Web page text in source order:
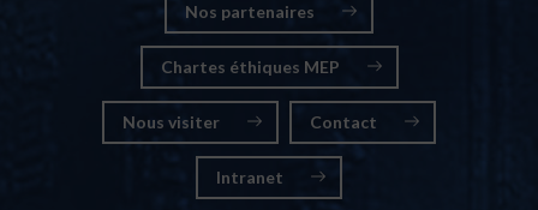
Nos partenaires
Chartes éthiques MEP
Nous visiter Contact
Intranet